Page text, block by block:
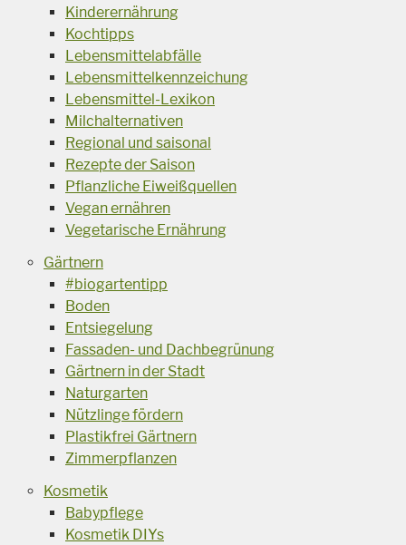
Kinderernährung
Kochtipps
Lebensmittelabfälle
Lebensmittelkennzeichung
Lebensmittel-Lexikon
Milchalternativen
Regional und saisonal
Rezepte der Saison
Pflanzliche Eiweißquellen
Vegan ernähren
Vegetarische Ernährung
Gärtnern
#biogartentipp
Boden
Entsiegelung
Fassaden- und Dachbegrünung
Gärtnern in der Stadt
Naturgarten
Nützlinge fördern
Plastikfrei Gärtnern
Zimmerpflanzen
Kosmetik
Babypflege
Kosmetik DIYs